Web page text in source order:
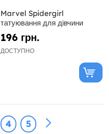
Marvel Spidergirl
татуювання для дівчини
196 грн.
ДОСТУПНО
4 5